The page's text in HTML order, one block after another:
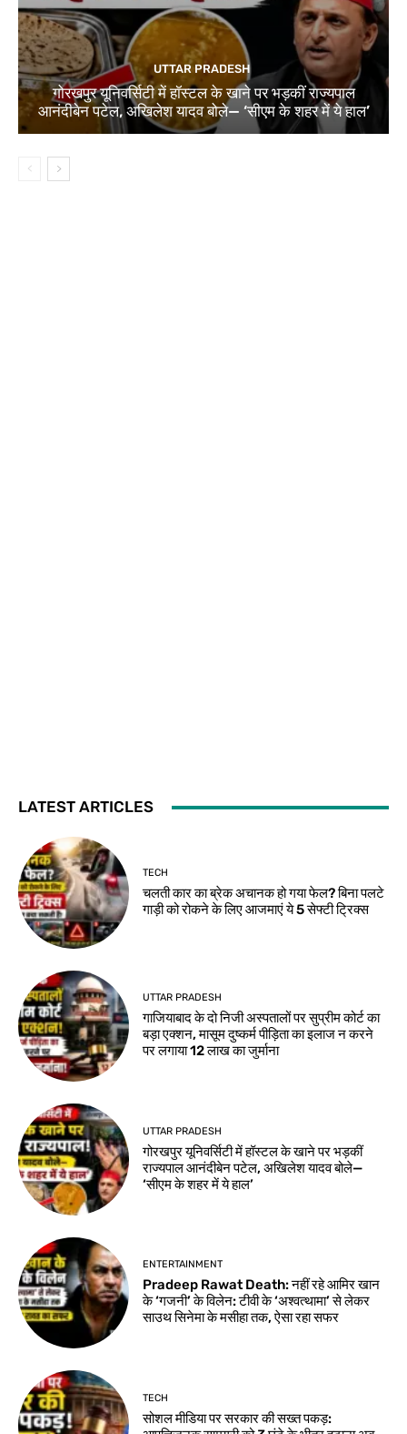
UTTAR PRADESH
गोरखपुर यूनिवर्सिटी में हॉस्टल के खाने पर भड़कीं राज्यपाल
आनंदीबेन पटेल, अखिलेश यादव बोले— ‘सीएम के शहर में ये हाल’
LATEST ARTICLES
TECH
चलती कार का ब्रेक अचानक हो गया फेल? बिना पलटे
गाड़ी को रोकने के लिए आजमाएं ये 5 सेफ्टी ट्रिक्स
UTTAR PRADESH
गाजियाबाद के दो निजी अस्पतालों पर सुप्रीम कोर्ट का
बड़ा एक्शन, मासूम दुष्कर्म पीड़िता का इलाज न करने
पर लगाया 12 लाख का जुर्माना
UTTAR PRADESH
गोरखपुर यूनिवर्सिटी में हॉस्टल के खाने पर भड़कीं
राज्यपाल आनंदीबेन पटेल, अखिलेश यादव बोले—
‘सीएम के शहर में ये हाल’
ENTERTAINMENT
Pradeep Rawat Death: नहीं रहे आमिर खान
के ‘गजनी’ के विलेन: टीवी के ‘अश्वत्थामा’ से लेकर
साउथ सिनेमा के मसीहा तक, ऐसा रहा सफर
TECH
सोशल मीडिया पर सरकार की सख्त पकड़: